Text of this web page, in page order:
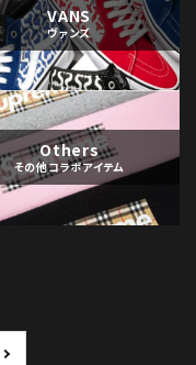
VANS
ヴァンズ
Others
その他コラボアイテム